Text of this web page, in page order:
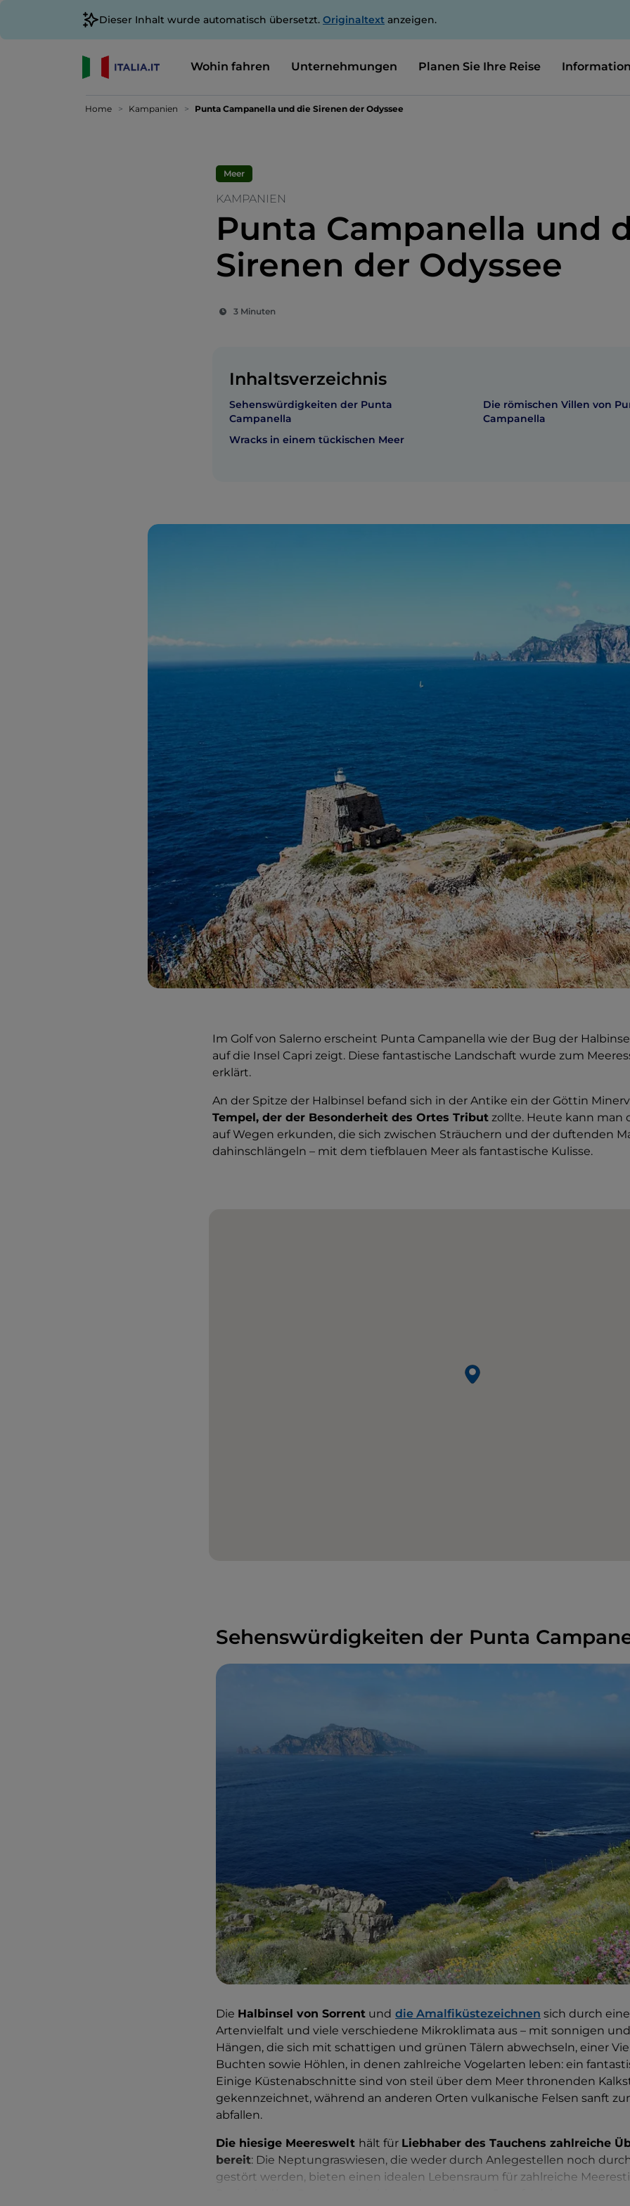
Dieser Inhalt wurde automatisch übersetzt. Originaltext anzeigen.
Wohin fahren Unternehmungen Planen Sie Ihre Reise
Home Kampanien Punta Campanella und die Sirenen der Odyssee
Meer
KAMPANIEN
Punta Campanella und
Sirenen der Odyssee
3 Minuten
Inhaltsverzeichnis
Sehenswürdigkeiten der Punta
Campanella
Wracks in einem tückischen Meer
Die römischen Villen von
Campanella
Im Golf von Salerno erscheint Punta Campanella wie der Bug der
auf die Insel Capri zeigt. Diese fantastische Landschaft wurde zum
erklärt.
An der Spitze der Halbinsel befand sich in der Antike ein der Göttin
Tempel, der der Besonderheit des Ortes Tribut zollte. Heute kann man
auf Wegen erkunden, die sich zwischen Sträuchern und der duftenden
dahinschlängeln – mit dem tiefblauen Meer als fantastische Kulisse.
Sehenswürdigkeiten der Punta
Die Halbinsel von Sorrent und die Amalfiküstezeichnen sich durch
Artenvielfalt und viele verschiedene Mikroklimata aus – mit sonnigen
Hängen, die sich mit schattigen und grünen Tälern abwechseln, einer
Buchten sowie Höhlen, in denen zahlreiche Vogelarten leben: ein
Einige Küstenabschnitte sind von steil über dem Meer thronenden
gekennzeichnet, während an anderen Orten vulkanische Felsen sanft
abfallen.
Die hiesige Meereswelt hält für Liebhaber des Tauchens zahlreiche
bereit: Die Neptungraswiesen, die weder durch Anlegestellen noch
gestört werden, bieten einen idealen Lebensraum für zahlreiche